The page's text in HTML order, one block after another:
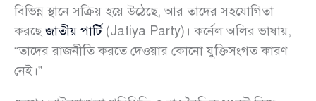
বিভিন্ন স্থানে সক্রিয় হয়ে উঠেছে, আর তাদের সহযোগিতা
করছেজাতীয় পার্টি(Jatiya Party)। কর্নেল অলির ভাষায়,
“তাদের রাজনীতি করতে দেওয়ার কোনো যুক্তিসংগত কারণ
নেই।”